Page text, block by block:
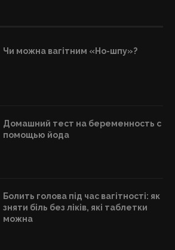
Чи можна вагітним «Но-шпу»?
Домашний тест на беременность с
помощью йода
Болить голова під час вагітності: як
зняти біль без ліків, які таблетки
можна